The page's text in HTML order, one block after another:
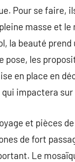
Pour se
masse et
la beauté
pose, les
en place en
impactera
et pièces
de fort
Le